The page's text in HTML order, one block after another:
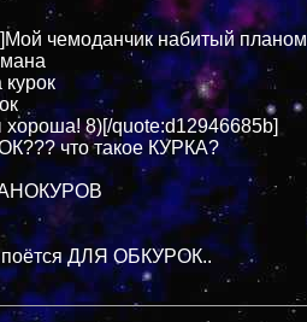
чемоданчик набитый планом
8)[/quote:d12946685b]
что такое КУРКА?
поётся ДЛЯ ОБКУРОК..